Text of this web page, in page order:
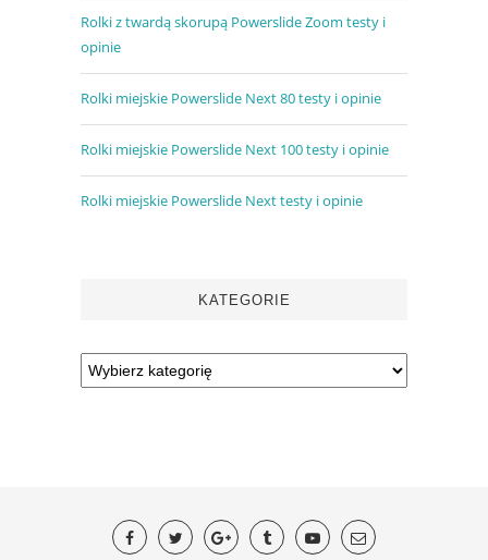
Rolki z twardą skorupą Powerslide Zoom testy i
opinie
Rolki miejskie Powerslide Next 80 testy i opinie
Rolki miejskie Powerslide Next 100 testy i opinie
Rolki miejskie Powerslide Next testy i opinie
KATEGORIE